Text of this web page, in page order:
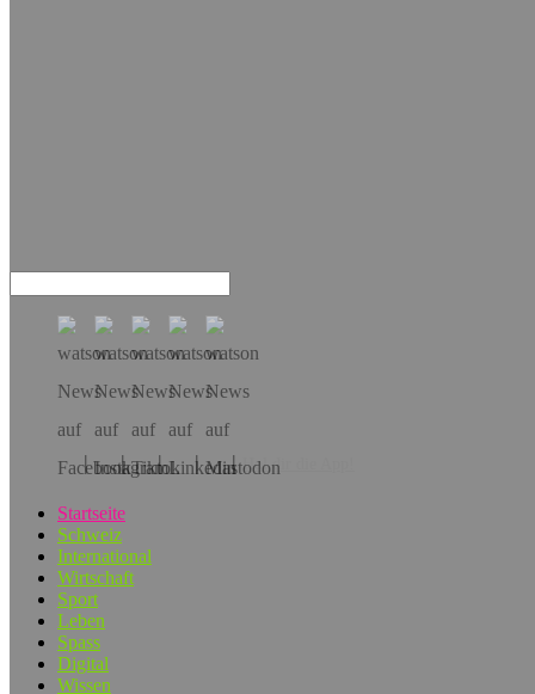
Hol dir die App!
Startseite
Schweiz
International
Wirtschaft
Sport
Leben
Spass
Digital
Wissen